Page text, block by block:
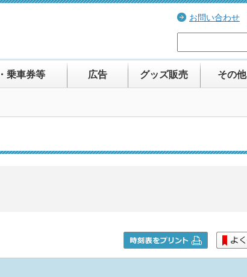
お問い合わせ
乗車券等 広告 グッズ販売 その他